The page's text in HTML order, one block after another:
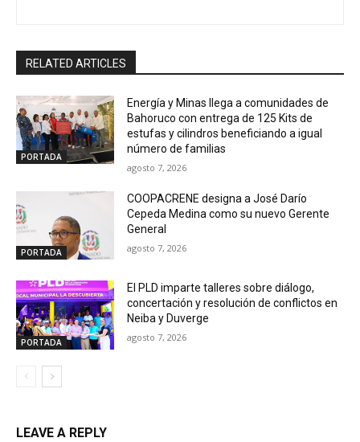
RELATED ARTICLES
PORTADA
Energía y Minas llega a comunidades de
Bahoruco con entrega de 125 Kits de
estufas y cilindros beneficiando a igual
número de familias
agosto 7, 2026
PORTADA
COOPACRENE designa a José Darío
Cepeda Medina como su nuevo Gerente
General
agosto 7, 2026
PORTADA
El PLD imparte talleres sobre diálogo,
concertación y resolución de conflictos en
Neiba y Duverge
agosto 7, 2026
LEAVE A REPLY